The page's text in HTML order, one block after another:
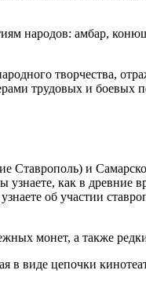
народов: амбар,
творчества,
трудовых и боевых
Ставрополь) и
как в древние
об участии
монет, а также
в виде цепочки